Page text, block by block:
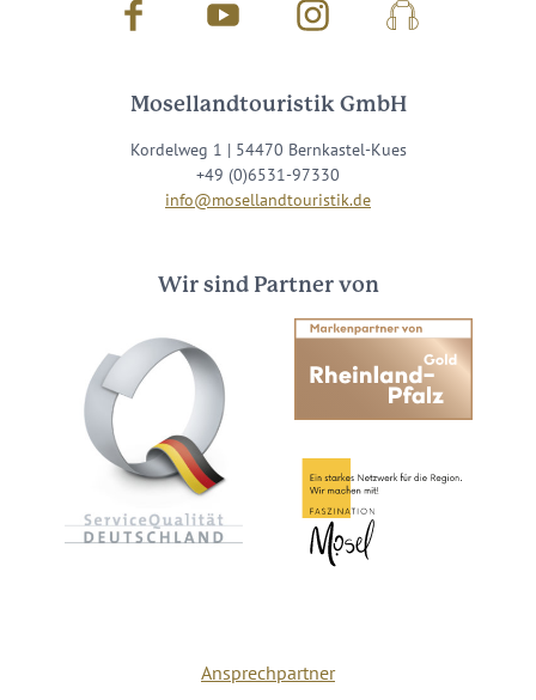
Facebook Youtube InstagramPodcast
Mosellandtouristik GmbH
Kordelweg 1 | 54470 Bernkastel-Kues
+49 (0)6531-97330
info@mosellandtouristik.de
Wir sind Partner von
Ansprechpartner